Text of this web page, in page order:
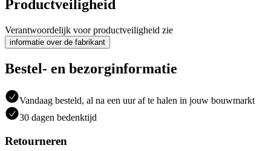
Productveiligheid
Verantwoordelijk voor productveiligheid zie
informatie over de fabrikant
Bestel- en bezorginformatie
Vandaag besteld, al na een uur af te halen in jouw bouwmarkt
30 dagen bedenktijd
Retourneren